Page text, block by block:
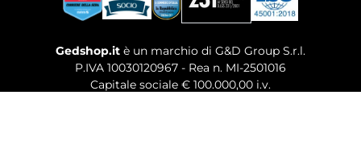
Gedshop.it è un marchio di G&D Group S.r.l.
P.IVA 10030120967 - Rea n. MI-2501016
Capitale sociale € 100.000,00 i.v.